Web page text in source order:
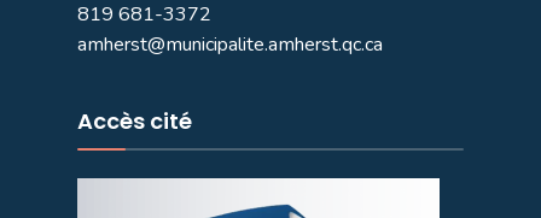
819 681-3372
amherst@municipalite.amherst.qc.ca
Accès cité